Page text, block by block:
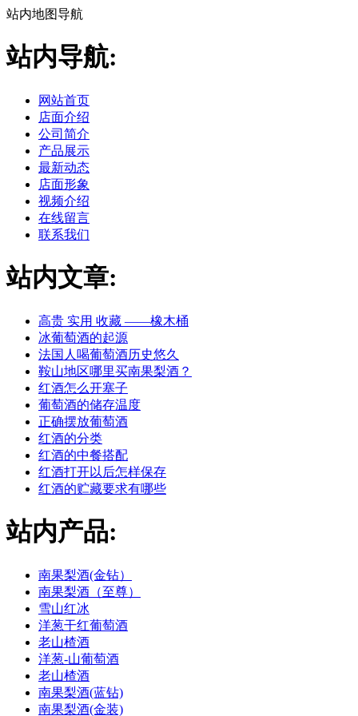
站内地图导航
站内导航:
网站首页
店面介绍
公司简介
产品展示
最新动态
店面形象
视频介绍
在线留言
联系我们
站内文章:
高贵 实用 收藏 ——橡木桶
冰葡萄酒的起源
法国人喝葡萄酒历史悠久
鞍山地区哪里买南果梨酒？
红酒怎么开塞子
葡萄酒的储存温度
正确摆放葡萄酒
红酒的分类
红酒的中餐搭配
红酒打开以后怎样保存
红酒的贮藏要求有哪些
站内产品:
南果梨酒(金钻）
南果梨酒（至尊）
雪山红冰
洋葱干红葡萄酒
老山楂酒
洋葱-山葡萄酒
老山楂酒
南果梨酒(蓝钻)
南果梨酒(金装)